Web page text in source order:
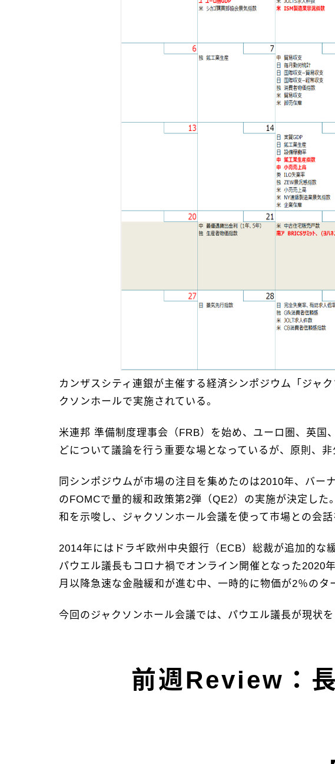
カンザスシティ連銀が主催する経済シンポジウム「ジャ
クソンホールで実施されている。
米連邦 準備制度理事会（FRB）を始め、ユーロ圏、英国
どについて議論を行う重要な場となっているが、原則、
同シンポジウムが市場の注目を集めたのは2010年、バー
のFOMCで量的緩和政策第2弾（QE2）の実施が決定し
和を示唆し、ジャクソンホール会議を使って市場との会話
2014年にはドラギ欧州中央銀行（ECB）総裁が追加的な
パウエル議長もコロナ禍でオンライン開催となった2020
月以降急速な金融緩和が進む中、一時的に物価が2％の
今回のジャクソンホール会議では、パウエル議長が現状
前週Review：